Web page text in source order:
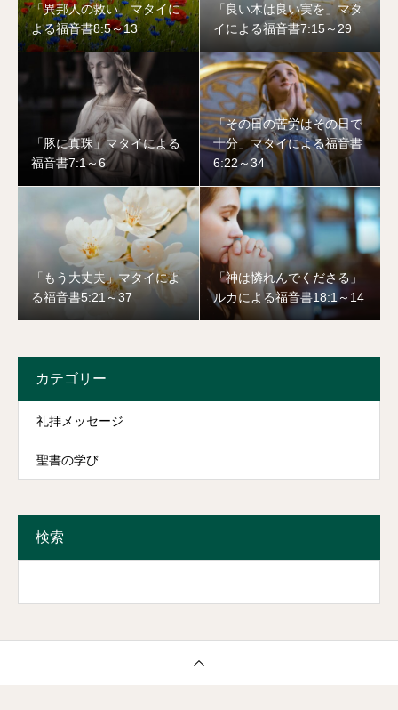
「異邦人の救い」マタイに
よる福音書8:5～13
「良い木は良い実を」マタ
イによる福音書7:15～29
「豚に真珠」マタイによる
福音書7:1～6
「その日の苦労はその日で
十分」マタイによる福音書
6:22～34
「もう大丈夫」マタイによ
る福音書5:21～37
「神は憐れんでくださる」
ルカによる福音書18:1～14
カテゴリー
礼拝メッセージ
聖書の学び
検索